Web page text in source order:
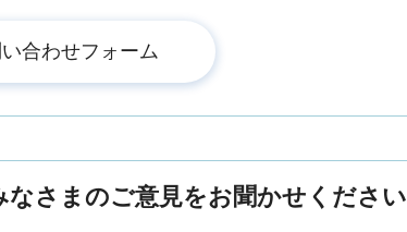
さまのご意見をお聞かせください